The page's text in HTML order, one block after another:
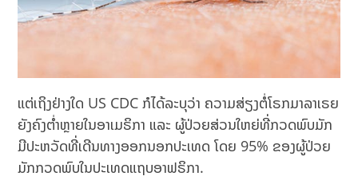
ແຕ່ເຖິງຢ່າງໃດ US CDC ກໍໄດ້ລະບຸວ່າ ຄວາມສ່ຽງຕໍ່ໂຣກມາລາເຣຍ
ຍັງຄົງຕ່ຳຫຼາຍໃນອາເມຣິກາ ແລະ ຜູ້ປ່ວຍສ່ວນໃຫຍ່ທີ່ກວດພົບມັກ
ມີປະຫວັດທີ່ເດີນທາງອອກນອກປະເທດ ໂດຍ 95% ຂອງຜູ້ປ່ວຍ
ມັກກວດພົບໃນປະເທດແຖບອາຟຣິກາ.